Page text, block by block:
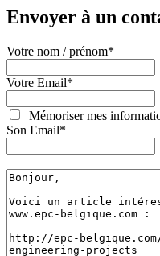
Envoyer à un
Votre nom / prénom*
Votre Email*
Mémoriser mes
Son Email*